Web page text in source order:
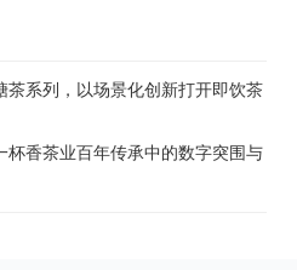
茶系列，以场景化创新打开即饮茶
杯香茶业百年传承中的数字突围与